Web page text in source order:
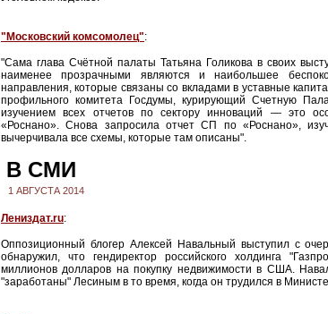
"Московский комсомолец":
"Сама глава Счётной палаты Татьяна Голикова в своих
наименее прозрачными являются и наибольшее
направления, которые связаны со вкладами в уставные
профильного комитета Госдумы, курирующий Счетную
изучением всех отчетов по сектору инноваций — это
«Роснано». Снова запросила отчет СП по «Роснано»,
вычерчивала все схемы, которые там описаны".
В СМИ
1 АВГУСТА 2014
Лениздат.ru:
Оппозиционный блогер Алексей Навальный выступил с
обнаружил, что гендиректор российского холдинга
миллионов долларов на покупку недвижимости в США.
"заработаны" Лесиным в то время, когда он трудился в